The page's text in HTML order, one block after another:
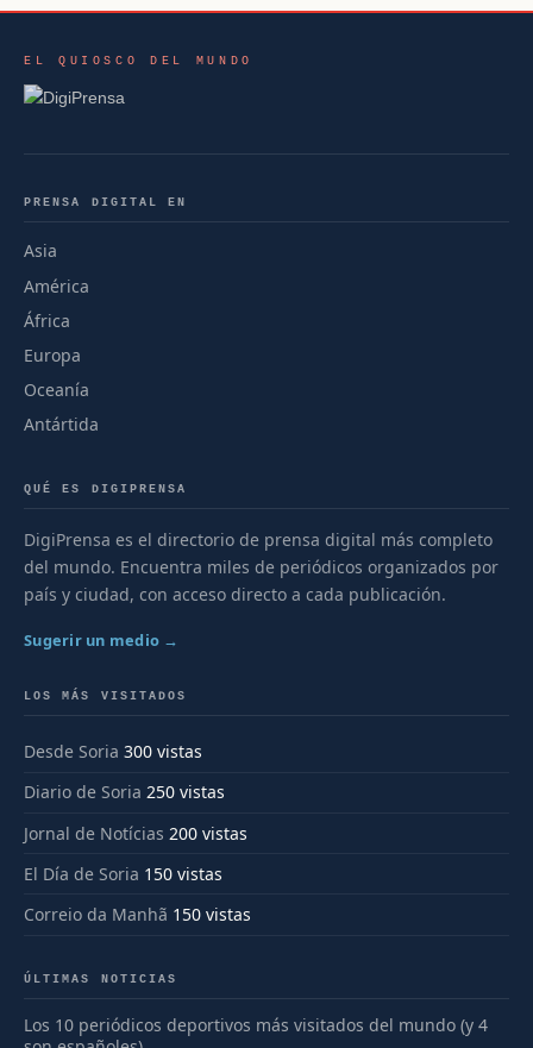
EL QUIOSCO DEL MUNDO
PRENSA DIGITAL EN
Asia
América
África
Europa
Oceanía
Antártida
QUÉ ES DIGIPRENSA
DigiPrensa es el directorio de prensa digital más completo
del mundo. Encuentra miles de periódicos organizados por
país y ciudad, con acceso directo a cada publicación.
Sugerir un medio →
LOS MÁS VISITADOS
Desde Soria 300 vistas
Diario de Soria 250 vistas
Jornal de Notícias 200 vistas
El Día de Soria 150 vistas
Correio da Manhã 150 vistas
ÚLTIMAS NOTICIAS
Los 10 periódicos deportivos más visitados del mundo (y 4